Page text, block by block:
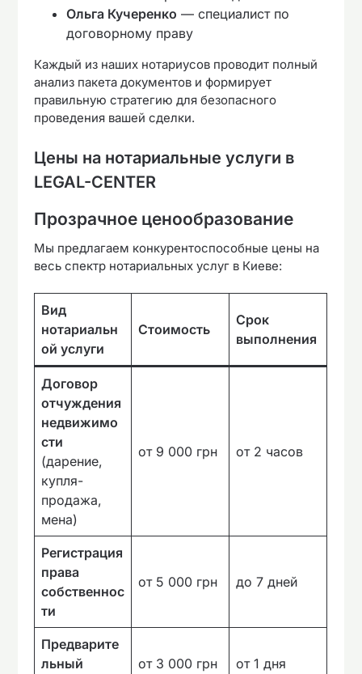
Ольга Кучеренко — специалист по
договорному праву
Каждый из наших нотариусов проводит полный
анализ пакета документов и формирует
правильную стратегию для безопасного
проведения вашей сделки.
Цены на нотариальные услуги в
LEGAL-CENTER
Прозрачное ценообразование
Мы предлагаем конкурентоспособные цены на
весь спектр нотариальных услуг в Киеве:
Вид
нотариальн
ой услуги
Стоимость
Срок
выполнения
Договор
отчуждения
недвижимо
сти
(дарение,
купля-
продажа,
мена)
от 9 000 грн от 2 часов
Регистрация
права
собственнос
ти
от 5 000 грн до 7 дней
Предварите
льный
от 3 000 грн от 1 дня